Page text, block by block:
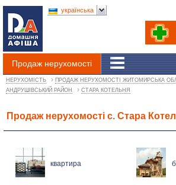
Продаж нерухомості
українська
НЕРУХОМІСТЬ › ПРОДАЖ НЕРУХОМОСТІ ЖИТОМИРСЬКА
АНДРУШІВСЬКИЙ РАЙОН › СТАРА КОТЕЛЬНЯ
Продаж нерухомості с. Стара
квартира